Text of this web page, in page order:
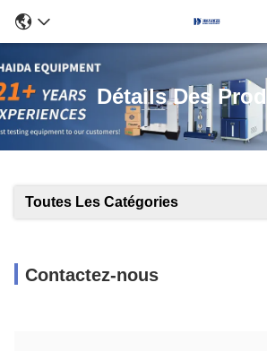
Détails Des
Toutes Les Catégories
Contactez-nous